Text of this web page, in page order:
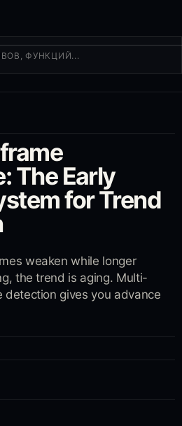
The Early
for Trend
weaken while longer
the trend is aging. Multi-
detection gives you advance